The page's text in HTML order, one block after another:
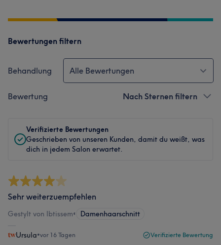
Bewertungen filtern
Behandlung Alle Bewertungen
Bewertung Nach Sternen filtern
Verifizierte Bewertungen
Geschrieben von unseren Kunden, damit du weißt, was
dich in jedem Salon erwartet.
Sehr weiterzuempfehlen
Gestylt von Ibtissem• Damenhaarschnitt
Ursula•vor 16 Tagen Verifizierte Bewertung